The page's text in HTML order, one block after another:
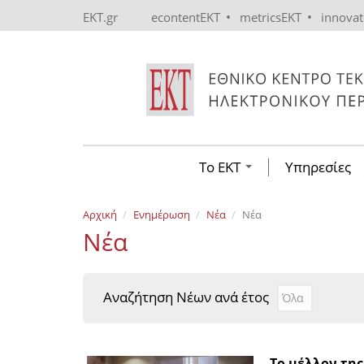
EKT.gr econtentEKT • metricsEKT •
Το ΕΚΤ Υπηρεσίες
Αρχική Ενημέρωση Νέα Νέα
Νέα
Αναζήτηση Νέων ανά έτος Αναζήτηση
Year